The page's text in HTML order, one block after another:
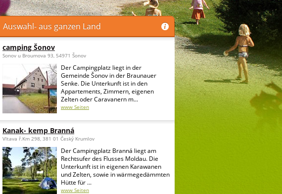
Auswahl- aus ganzen Land
camping Šonov
Sonov u Broumova 93, 54971 Šonov
Der Campingplatz liegt in der
Gemeinde Šonov in der Braunauer
Senke. Die Unterkunft ist in den
Appartements, Zimmern, eigenen
Zelten oder Caravanern m...
www Seiten
Kanak- kemp Branná
Vltava ř.Km 298, 381 01 Český Krumlov
Der Campingplatz Branná liegt am
Rechtsufer des Flusses Moldau. Die
Unterkunft ist in eigenen Karawanen
und Zelten, sowie in wärmegedämmten
Hütte für ...
www Seiten